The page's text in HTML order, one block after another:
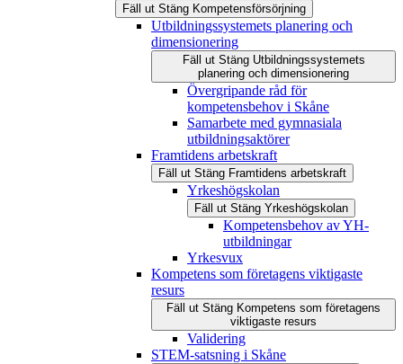
Fäll ut Stäng Kompetensförsörjning
Utbildningssystemets planering och
dimensionering
Fäll ut Stäng Utbildningssystemets
planering och dimensionering
Övergripande råd för
kompetensbehov i Skåne
Samarbete med gymnasiala
utbildningsaktörer
Framtidens arbetskraft
Fäll ut Stäng Framtidens arbetskraft
Yrkeshögskolan
Fäll ut Stäng Yrkeshögskolan
Kompetensbehov av YH-
utbildningar
Yrkesvux
Kompetens som företagens viktigaste
resurs
Fäll ut Stäng Kompetens som företagens
viktigaste resurs
Validering
STEM-satsning i Skåne